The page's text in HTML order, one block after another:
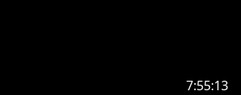
7:55:13